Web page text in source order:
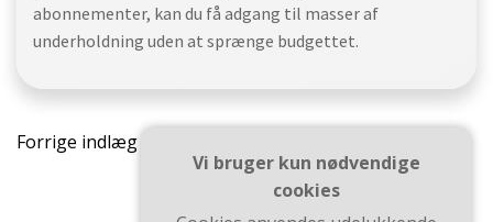
abonnementer, kan du få adgang til masser af
underholdning uden at sprænge budgettet.
Indlægsnavigation
Forrige indlæg
Vi bruger kun nødvendige
cookies